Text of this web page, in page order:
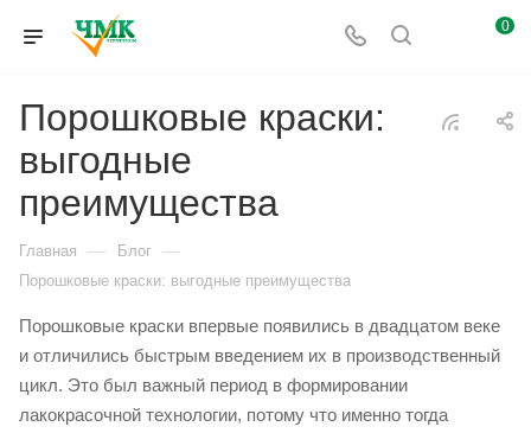
0
Порошковые краски:
выгодные
преимущества
Главная — Блог —
Порошковые краски: выгодные преимущества
Порошковые краски впервые появились в двадцатом веке
и отличились быстрым введением их в производственный
цикл. Это был важный период в формировании
лакокрасочной технологии, потому что именно тогда